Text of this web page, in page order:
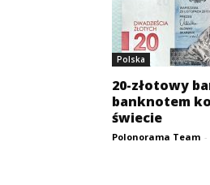
Polska
20-złotowy
banknotem
świecie
Polonorama Team -